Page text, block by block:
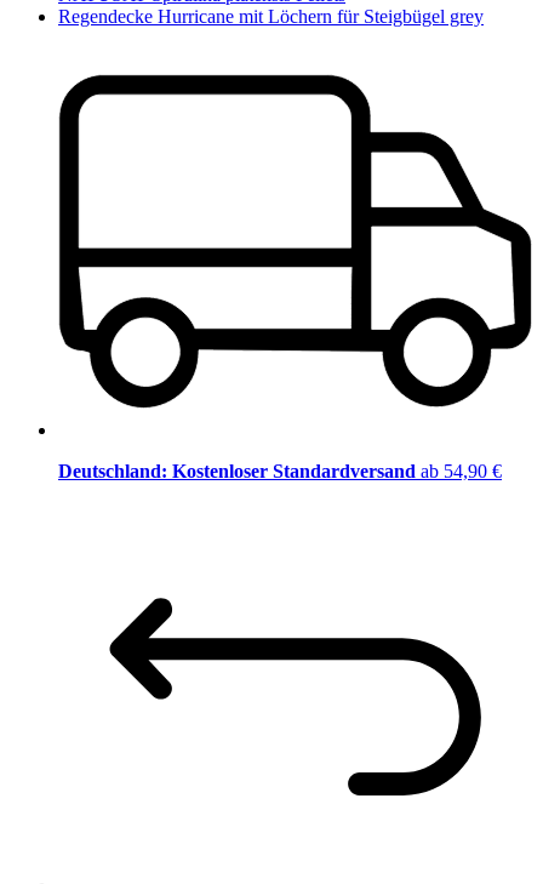
Regendecke Hurricane mit Löchern für Steigbügel grey
Deutschland: Kostenloser Standardversand ab 54,90 €